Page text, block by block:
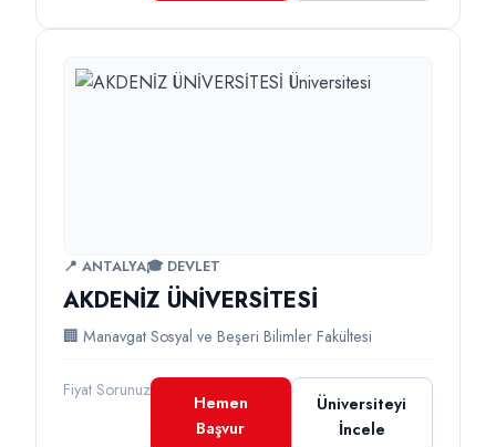
📍 ANTALYA🎓 DEVLET
AKDENİZ ÜNİVERSİTESİ
🏢 Manavgat Sosyal ve Beşeri Bilimler Fakültesi
Fiyat Sorunuz
Hemen
Başvur
Üniversiteyi
İncele